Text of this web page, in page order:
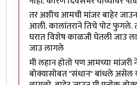
तर अशीच आमची मांजर बाहेर
आली. कालांतराने तिचे पोट फुगले.
घरात विशेष काळजी घेतली जाउ
जाउ लागले
मी लहान होतो पण आमच्या मांजरी
बोक्यासोबत "संधान" बांधले असेल